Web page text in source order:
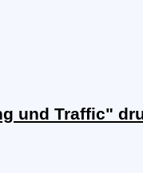
und Traffic"